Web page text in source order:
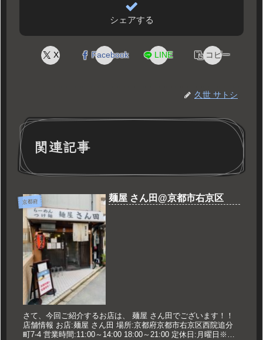
シェアする
X Facebook LINE コピー
久世 サトシ
関連記事
京都府 麺屋 さん田@京都市右京区
さて、今回ご紹介するお店は、 麺屋 さん田でございます！！
店舗情報 お店:麺屋 さん田 場所:京都府京都市右京区西院追分
町7-4 営業時間:11:00～14:00 18:00～21:00 定休日:月曜日※祝